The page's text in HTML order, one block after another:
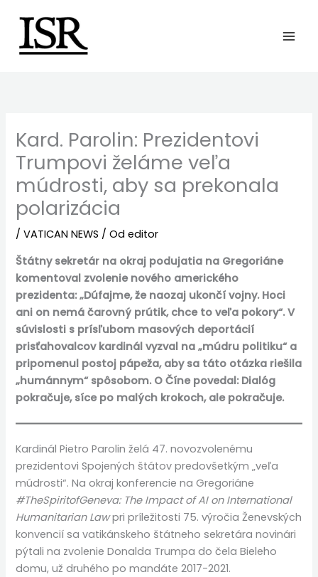
obsah
Kard. Parolin: Prezidentovi
Trumpovi želáme veľa
múdrosti, aby sa prekonala
polarizácia
/VATICAN NEWS / Od editor
Štátny sekretár na okraj podujatia na Gregoriáne
komentoval zvolenie nového amerického
prezidenta: „Dúfajme, že naozaj ukončí vojny. Hoci
ani on nemá čarovný prútik, chce to veľa pokory“. V
súvislosti s prísľubom masových deportácií
prisťahovalcov kardinál vyzval na „múdru politiku“ a
pripomenul postoj pápeža, aby sa táto otázka riešila
„humánnym“ spôsobom. O Číne povedal: Dialóg
pokračuje, síce po malých krokoch, ale pokračuje.
Kardinál Pietro Parolin želá 47. novozvolenému
prezidentovi Spojených štátov predovšetkým „veľa
múdrosti“. Na okraj konferencie na Gregoriáne
#TheSpiritofGeneva: The Impact of AI on International
Humanitarian Lawpri príležitosti 75. výročia Ženevských
konvencií sa vatikánskeho štátneho sekretára novinári
pýtali na zvolenie Donalda Trumpa do čela Bieleho
domu, už druhého po mandáte 2017-2021.